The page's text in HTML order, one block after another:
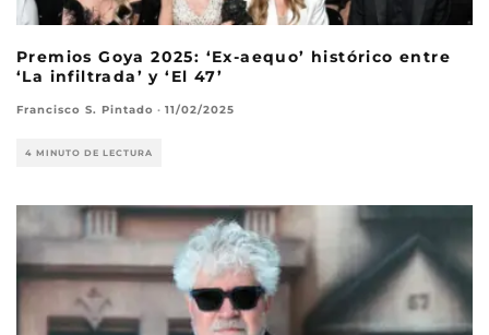
Premios Goya 2025: ‘Ex-aequo’ histórico entre
‘La infiltrada’ y ‘El 47’
Francisco S. Pintado · 11/02/2025
4 MINUTO DE LECTURA